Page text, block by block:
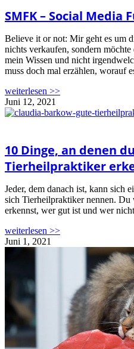
SMFK – Social Media
Believe it or not: Mir geht es um
nichts verkaufen, sondern
mein Wissen und nicht
muss doch mal erzählen, worauf
weiterlesen >>
Juni 12, 2021
10 Dinge, an denen
Tierheilpraktiker
Jeder, dem danach ist, kann sich
sich Tierheilpraktiker nennen.
erkennst, wer gut ist und wer
weiterlesen >>
Juni 1, 2021